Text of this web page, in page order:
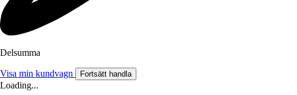
Delsumma
Visa min kundvagn Fortsätt handla
Loading...